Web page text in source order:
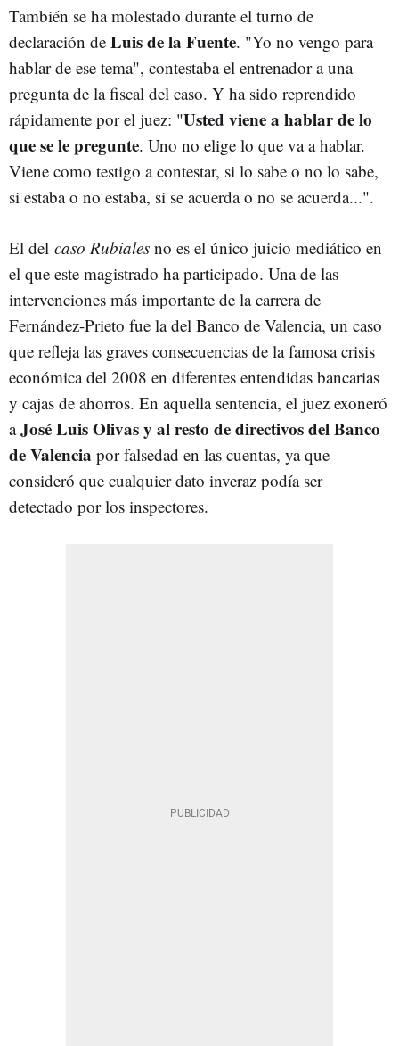
También se ha molestado durante el turno de
declaración de Luis de la Fuente. "Yo no vengo para
hablar de ese tema", contestaba el entrenador a una
pregunta de la fiscal del caso. Y ha sido reprendido
rápidamente por el juez: "Usted viene a hablar de lo
que se le pregunte. Uno no elige lo que va a hablar.
Viene como testigo a contestar, si lo sabe o no lo sabe,
si estaba o no estaba, si se acuerda o no se acuerda...".
El del caso Rubiales no es el único juicio mediático en
el que este magistrado ha participado. Una de las
intervenciones más importante de la carrera de
Fernández-Prieto fue la del Banco de Valencia, un caso
que refleja las graves consecuencias de la famosa crisis
económica del 2008 en diferentes entendidas bancarias
y cajas de ahorros. En aquella sentencia, el juez exoneró
aJosé Luis Olivas y al resto de directivos del Banco
de Valencia por falsedad en las cuentas, ya que
consideró que cualquier dato inveraz podía ser
detectado por los inspectores.